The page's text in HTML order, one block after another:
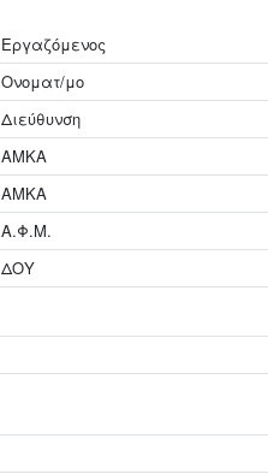
Εργαζόμενος
Ονοματ/μο
Διεύθυνση
ΑΜΚΑ
ΑΜΚΑ
Α.Φ.Μ.
ΔΟΥ